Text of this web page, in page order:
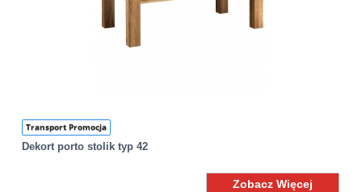
Transport Promocja
Dekort porto stolik typ 42
Zobacz Więcej